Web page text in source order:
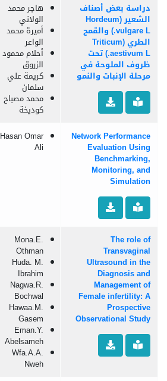
دراسة بعض أصناف
الشعير (Hordeum
vulgare L.) والقمح
الطري (Triticum
aestivum L.) تحت
ظروف الملوحة في
مرحلة الإنبات والنمو
هاجر محمد
الولاني
أميرة محمد
الواعر
أحلام محمود
الزروق
كريمة علي
سلمان
محمد مصباح
كوديخة
Network Performance
Evaluation Using
Benchmarking,
Monitoring, and
Simulation
Hasan Omar
Ali
The role of
Transvaginal
Ultrasound in the
Diagnosis and
Management of
Female infertility: A
Prospective
Observational Study
Mona.E.
Othman
Huda. M.
Ibrahim
Nagwa.R.
Bochwal
Hawaa.M.
Gasem
Eman.Y.
Abelsameh
Wfa.A.A.
Nweh